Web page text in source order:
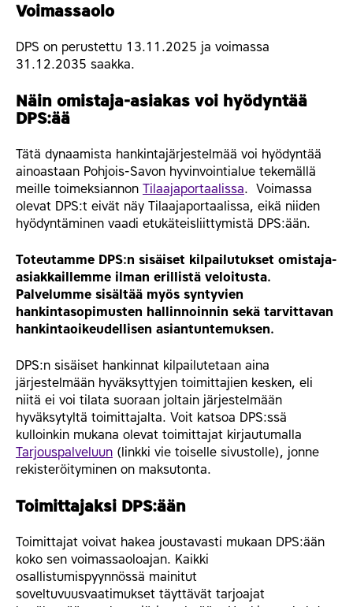
Voimassaolo
DPS on perustettu 13.11.2025 ja voimassa
31.12.2035 saakka.
Näin omistaja-asiakas voi hyödyntää
DPS:ää
Tätä dynaamista hankintajärjestelmää voi hyödyntää
ainoastaan Pohjois-Savon hyvinvointialue tekemällä
meille toimeksiannon Tilaajaportaalissa. Voimassa
olevat DPS:t eivät näy Tilaajaportaalissa, eikä niiden
hyödyntäminen vaadi etukäteisliittymistä DPS:ään.
Toteutamme DPS:n sisäiset kilpailutukset omistaja-
asiakkaillemme ilman erillistä veloitusta.
Palvelumme sisältää myös syntyvien
hankintasopimusten hallinnoinnin sekä tarvittavan
hankintaoikeudellisen asiantuntemuksen.
DPS:n sisäiset hankinnat kilpailutetaan aina
järjestelmään hyväksyttyjen toimittajien kesken, eli
niitä ei voi tilata suoraan joltain järjestelmään
hyväksytyltä toimittajalta. Voit katsoa DPS:ssä
kulloinkin mukana olevat toimittajat kirjautumalla
Tarjouspalveluun (linkki vie toiselle sivustolle), jonne
rekisteröityminen on maksutonta.
Toimittajaksi DPS:ään
Toimittajat voivat hakea joustavasti mukaan DPS:ään
koko sen voimassaoloajan. Kaikki
osallistumispyynnössä mainitut
soveltuvuusvaatimukset täyttävät tarjoajat